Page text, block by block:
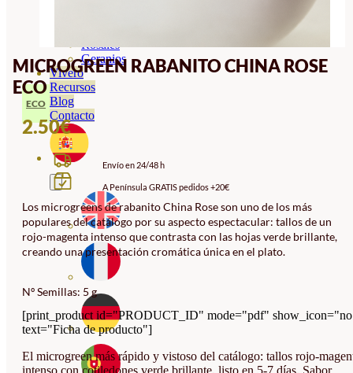
Rosales
Geranios
Vivero
Recursos
Blog
Contacto
MICROGREEN RABANITO CHINA ROSE
ECO
ECO
2.50€
Envío en 24/48 h
A Península GRATIS pedidos +20€
Los microgreens de rabanito China Rose son uno de los más
populares del catálogo por su aspecto espectacular: tallos de un
rojo-magenta intenso que contrasta con las hojas verde brillante,
creando una presentación cromática única en el plato.
Nº Semillas: 5 g
[print_product id="PRODUCT_ID" mode="pdf"
text="Ficha de producto"]
El microgreen más rápido y vistoso del catálogo: tallos rojo-